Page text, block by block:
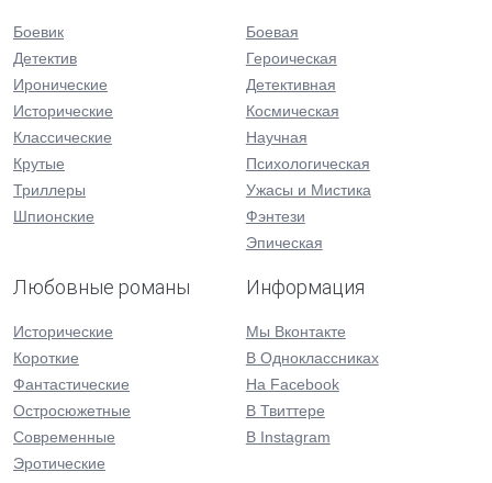
Боевик
Детектив
Иронические
Исторические
Классические
Крутые
Триллеры
Шпионские
Боевая
Героическая
Детективная
Космическая
Научная
Психологическая
Ужасы и Мистика
Фэнтези
Эпическая
Любовные романы
Исторические
Короткие
Фантастические
Остросюжетные
Современные
Эротические
Информация
Мы Вконтакте
В Одноклассниках
На Facebook
В Твиттере
В Instagram